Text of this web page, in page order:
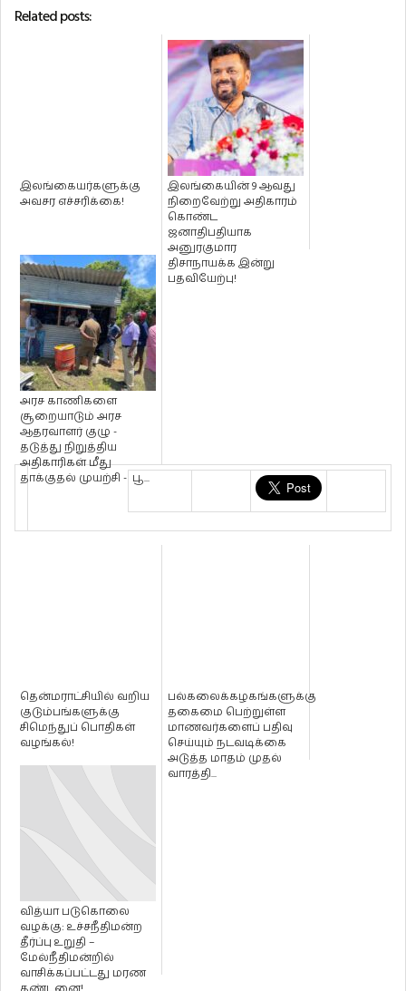
Related posts:
இலங்கையர்களுக்கு
அவசர எச்சரிக்கை!
இலங்கையின் 9 ஆவது
நிறைவேற்று அதிகாரம்
கொண்ட
ஜனாதிபதியாக
அனுரகுமார
திசாநாயக்க இன்று
பதவியேற்பு!
அரச காணிகளை
சூறையாடும் அரச
ஆதரவாளர் குழு -
தடுத்து நிறுத்திய
அதிகாரிகள் மீது
தாக்குதல் முயற்சி - பூ...
தென்மராட்சியில் வறிய
குடும்பங்களுக்கு
சிமெந்துப் பொதிகள்
வழங்கல்!
பல்கலைக்கழகங்களுக்கு
தகைமை பெற்றுள்ள
மாணவர்களைப் பதிவு
செய்யும் நடவடிக்கை
அடுத்த மாதம் முதல்
வாரத்தி...
வித்யா படுகொலை
வழக்கு: உச்சநீதிமன்ற
தீர்ப்பு உறுதி –
மேல்நீதிமன்றில்
வாசிக்கப்பட்டது மரண